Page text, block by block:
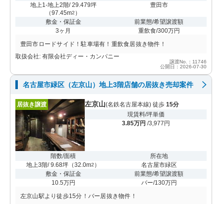
地上1-地上2階/ 29.479坪
（97.45m2 ）
豊田市
敷金・保証金
3ヶ月
前業態/希望譲渡額
重飲食/300万円
豊田市ロードサイド！駐車場有！重飲食居抜き物件！
取扱会社: 有限会社ディー・カンパニー
譲渡No.：11746
公開日：2026-07-30
名古屋市緑区（左京山）地上3階店舗の居抜き売却案件
居抜き譲渡 左京山(名鉄名古屋本線) 徒歩 15分
現賃料/坪単価
3.85万円 /3,977円
階数/面積
地上3階/ 9.68坪 （32.0m2 ）
所在地
名古屋市緑区
敷金・保証金
10.5万円
前業態/希望譲渡額
バー/130万円
左京山駅より徒歩15分！バー居抜き物件！